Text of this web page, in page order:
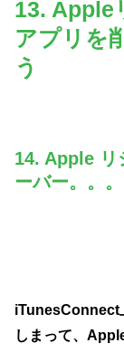
13. Apple
アプリを
う
14. Apple リ
ーバー。。。
iTunesConnect
しまって、